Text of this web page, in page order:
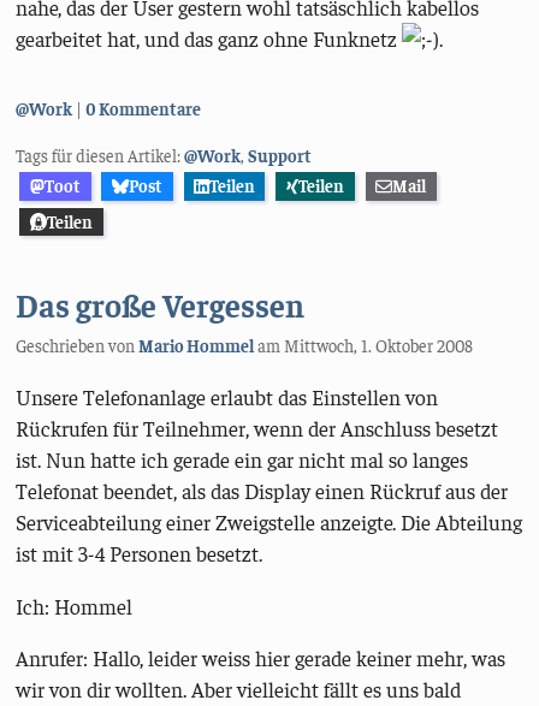
nahe, das der User gestern wohl tatsäschlich kabellos
gearbeitet hat, und das ganz ohne Funknetz
.
Kategorien:
@Work 0 Kommentare
Tags für diesen Artikel:@Work,Support
Toot
Post Teilen Teilen
Mail
Teilen
Das große Vergessen
Geschrieben vonMario Hommelam Mittwoch, 1. Oktober 2008
Unsere Telefonanlage erlaubt das Einstellen von
Rückrufen für Teilnehmer, wenn der Anschluss besetzt
ist. Nun hatte ich gerade ein gar nicht mal so langes
Telefonat beendet, als das Display einen Rückruf aus der
Serviceabteilung einer Zweigstelle anzeigte. Die Abteilung
ist mit 3-4 Personen besetzt.
Ich: Hommel
Anrufer: Hallo, leider weiss hier gerade keiner mehr, was
wir von dir wollten. Aber vielleicht fällt es uns bald